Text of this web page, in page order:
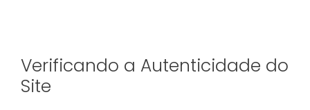
Verificando a Autenticidade do
Site